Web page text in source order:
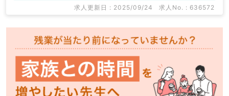
求人更新日 : 2025/09/24 求人No. : 636572